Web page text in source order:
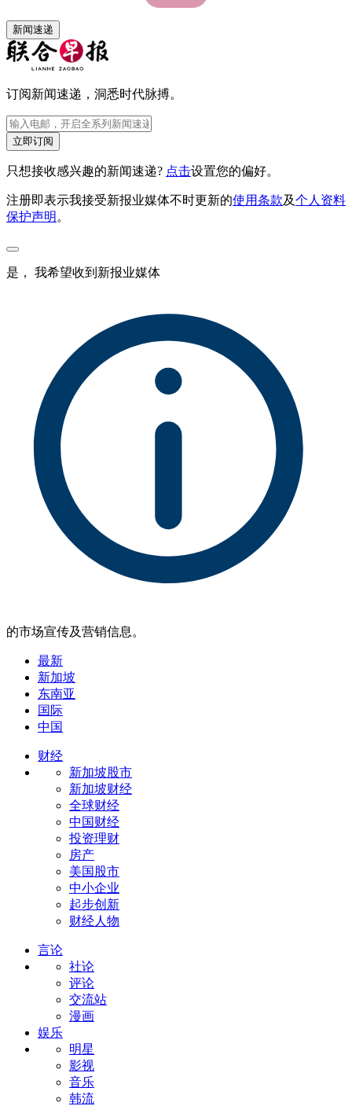
新闻速递
订阅新闻速递，洞悉时代脉搏。
立即订阅
只想接收感兴趣的新闻速递? 点击设置您的偏好。
注册即表示我接受新报业媒体不时更新的使用条款及个人资料
保护声明 。
是， 我希望收到新报业媒体
的市场宣传及营销信息。
最新
新加坡
东南亚
国际
中国
财经
新加坡股市
新加坡财经
全球财经
中国财经
投资理财
房产
美国股市
中小企业
起步创新
财经人物
言论
社论
评论
交流站
漫画
娱乐
明星
影视
音乐
韩流